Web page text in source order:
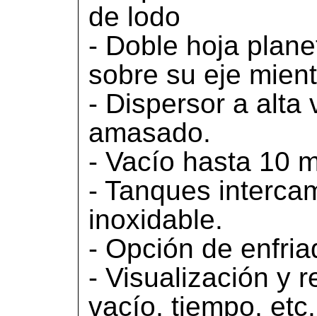
de lodo
- Doble hoja
sobre su eje
- Dispersor a alta
amasado.
- Vacío hasta 10
- Tanques
inoxidable.
- Opción de
- Visualización y
vacío, tiempo, etc.